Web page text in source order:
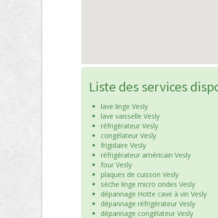
Liste des services
lave linge Vesly
lave vaisselle Vesly
réfrigérateur Vesly
congélateur Vesly
frigidaire Vesly
réfrigérateur américain Vesly
four Vesly
plaques de cuisson Vesly
sèche linge micro ondes Vesly
dépannage Hotte cave à vin Vesly
dépannage réfrigérateur Vesly
dépannage congélateur Vesly